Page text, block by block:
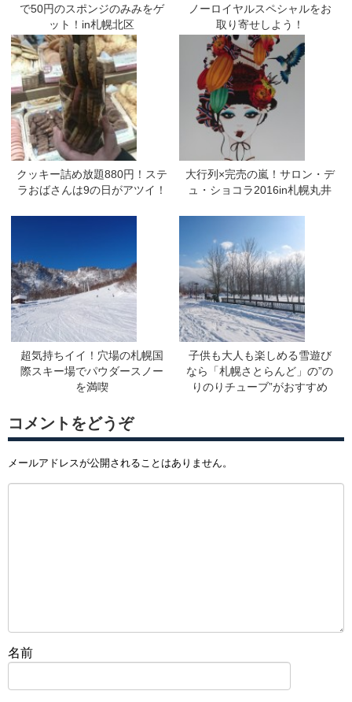
で50円のスポンジのみみをゲ
ット！in札幌北区
ノーロイヤルスペシャルをお
取り寄せしよう！
クッキー詰め放題880円！ステ
ラおばさんは9の日がアツイ！
大行列×完売の嵐！サロン・デ
ュ・ショコラ2016in札幌丸井
超気持ちイイ！穴場の札幌国
際スキー場でパウダースノー
を満喫
子供も大人も楽しめる雪遊び
なら「札幌さとらんど」の”の
りのりチューブ”がおすすめ
コメントをどうぞ
メールアドレスが公開されることはありません。
名前